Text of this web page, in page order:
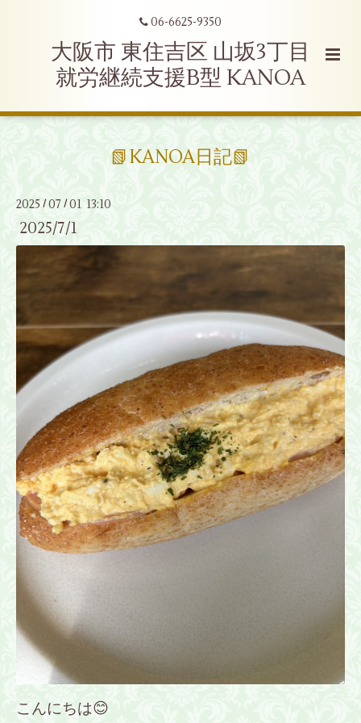
06-6625-9350
大阪市 東住吉区 山坂3丁目
就労継続支援B型 KANOA
📗KANOA日記📗
2025 /07 /01 13:10
2025/7/1
こんにちは😊